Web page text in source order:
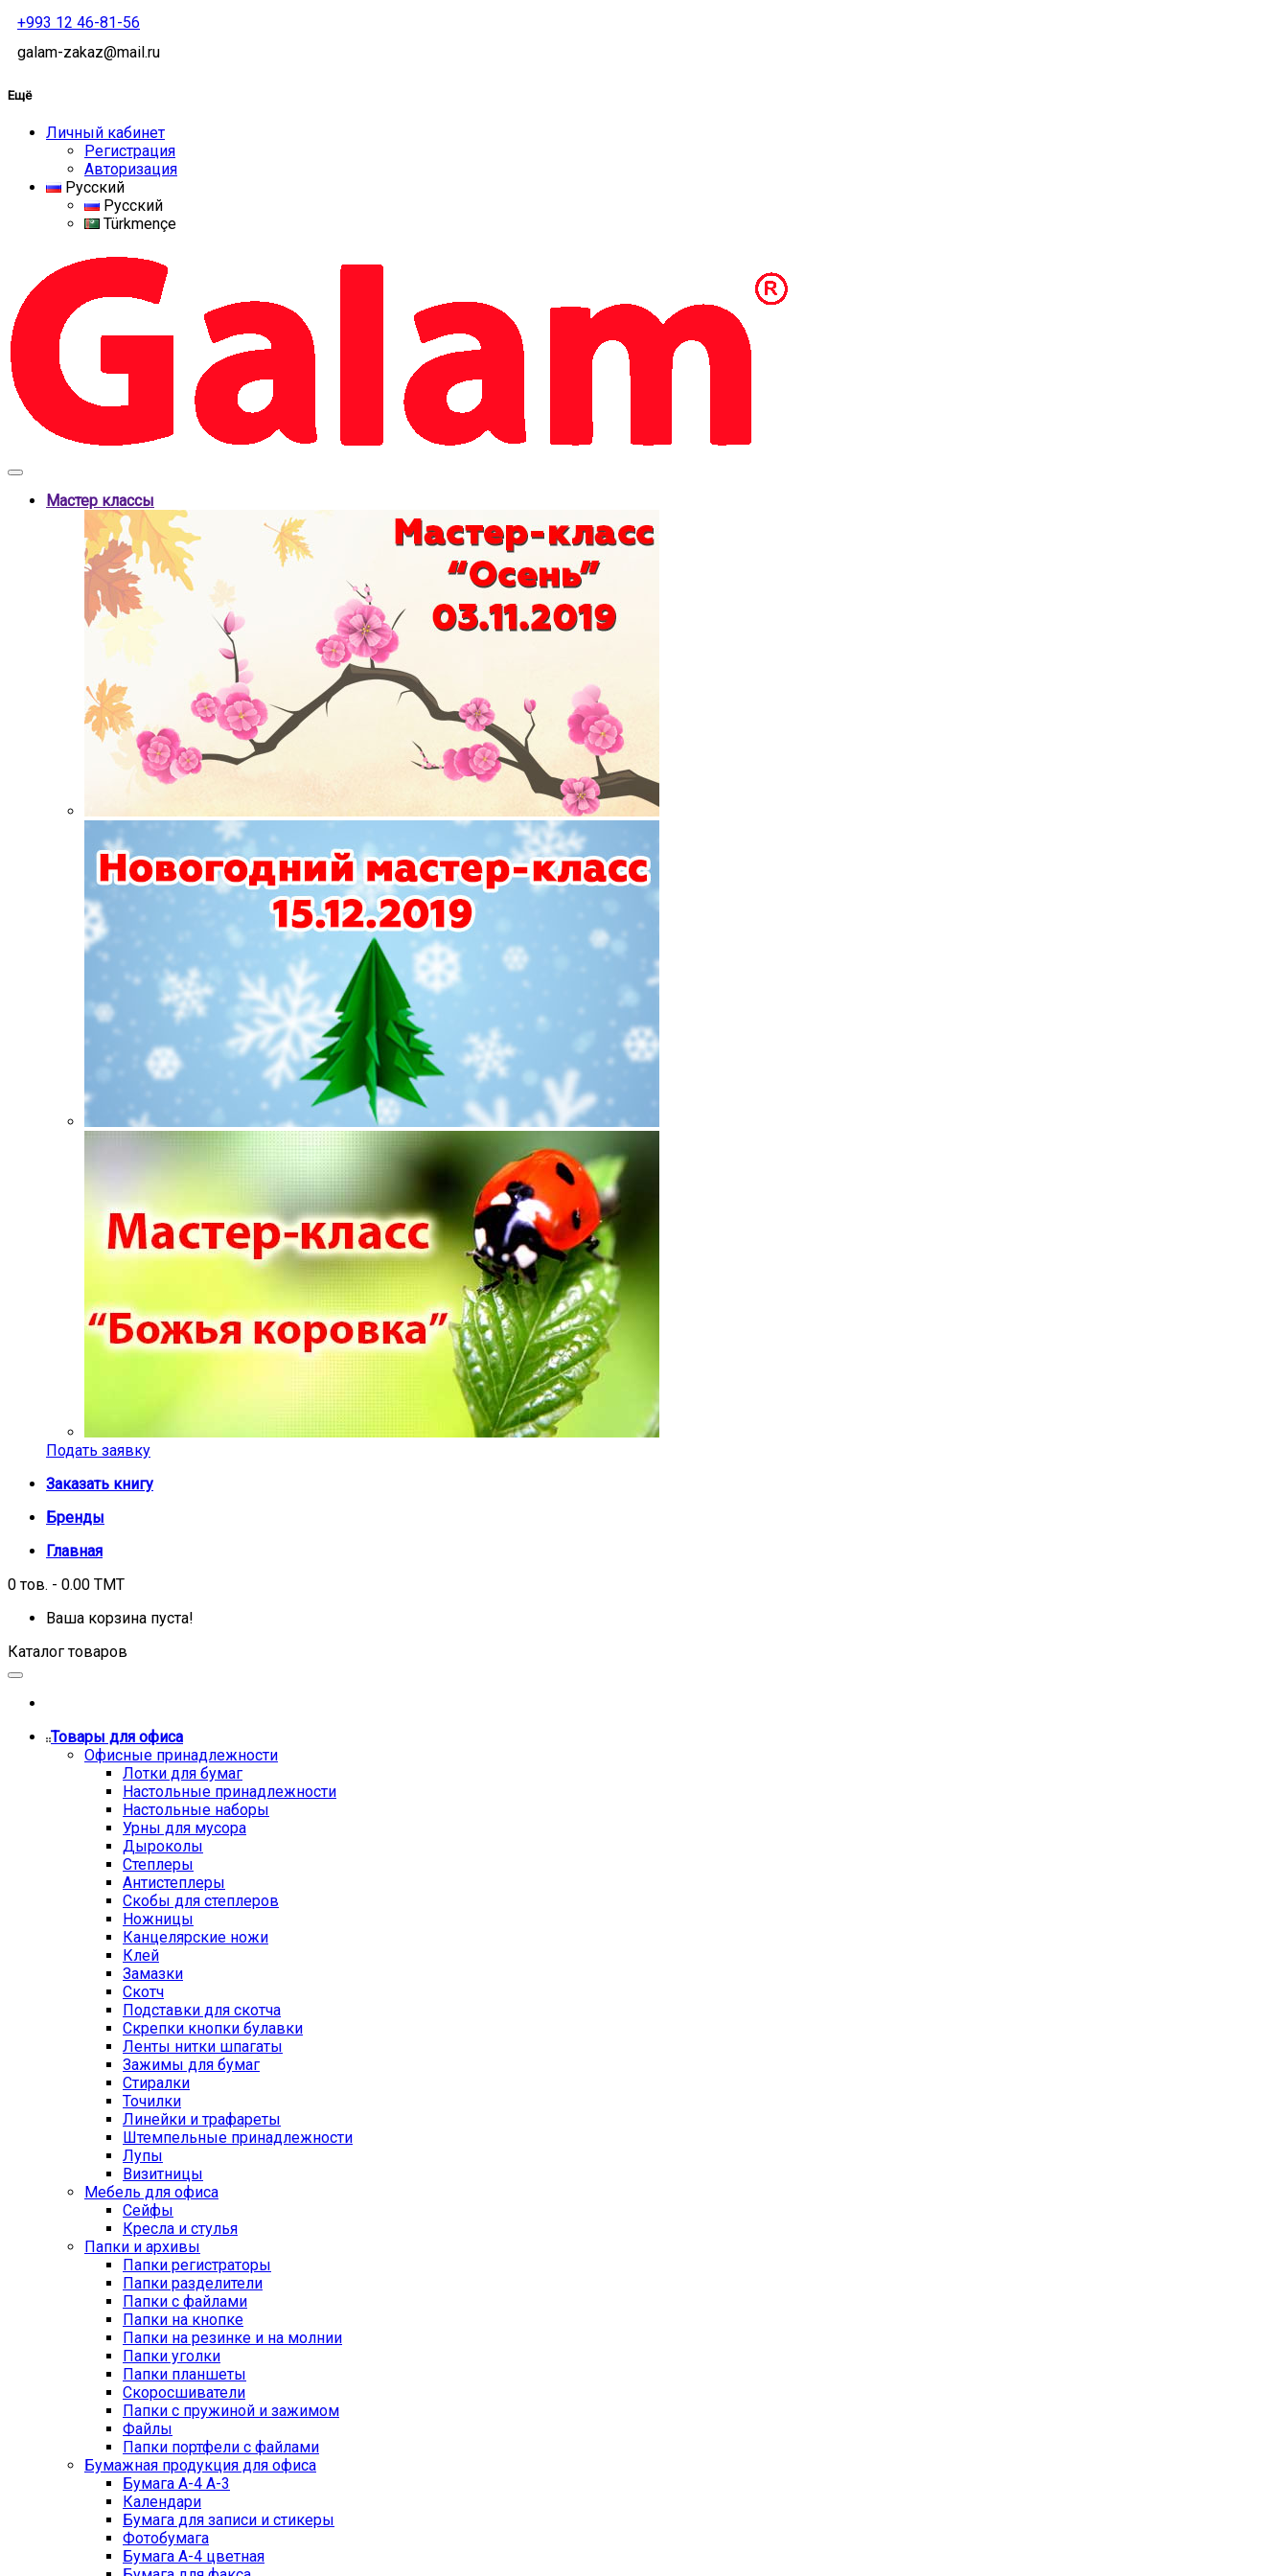
+993 12 46-81-56
galam-zakaz@mail.ru
Ещё
Личный кабинет
Регистрация
Авторизация
Русский
Русский
Türkmençe
Мастер классы
Подать заявку
Заказать книгу
Бренды
Главная
0 тов. - 0.00 TMT
Ваша корзина пуста!
Каталог товаров
Товары для офиса
Офисные принадлежности
Лотки для бумаг
Настольные принадлежности
Настольные наборы
Урны для мусора
Дыроколы
Степлеры
Антистеплеры
Скобы для степлеров
Ножницы
Канцелярские ножи
Клей
Замазки
Скотч
Подставки для скотча
Скрепки кнопки булавки
Ленты нитки шпагаты
Зажимы для бумаг
Стиралки
Точилки
Линейки и трафареты
Штемпельные принадлежности
Лупы
Визитницы
Мебель для офиса
Сейфы
Кресла и стулья
Папки и архивы
Папки регистраторы
Папки разделители
Папки с файлами
Папки на кнопке
Папки на резинке и на молнии
Папки уголки
Папки планшеты
Скоросшиватели
Папки с пружиной и зажимом
Файлы
Папки портфели с файлами
Бумажная продукция для офиса
Бумага А-4 А-3
Календари
Бумага для записи и стикеры
Фотобумага
Бумага А-4 цветная